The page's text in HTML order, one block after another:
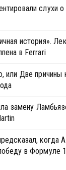
слухи о
история».
в Ferrari
или Две причины
замену
когда
в Формуле 1